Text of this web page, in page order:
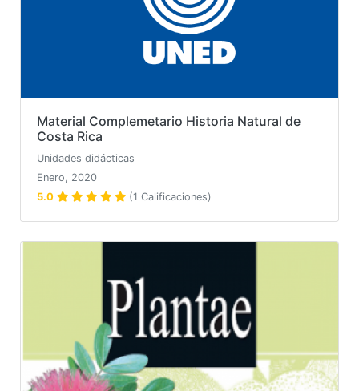
Material Complemetario Historia Natural de
Costa Rica
Unidades didácticas
Enero, 2020
5.0
(1 Calificaciones)